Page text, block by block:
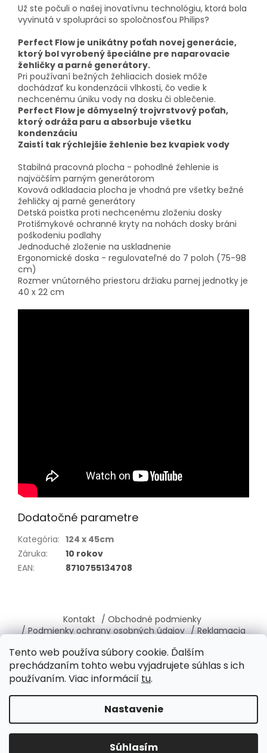
Tento web používa súbory cookie. Ďalším
prechádzaním tohto webu vyjadrujete súhlas s ich
používaním. Viac informácií tu.
Nastavenie
Súhlasím
Už ste počuli o našej inovatívnu technológiu, ktorá bola
vyvinutá v spolupráci so spoločnosťou Philips?
Perfect Flow je unikátny poťah novej generácie,
ktorý bol vyrobený špeciálne pre naparovacie
žehličky a parné generátory.
Pri používaní bežných žehliacich dosiek môže
dochádzať ku kondenzácii vlhkosti, čo vedie k
nechcenému úniku vody na dosku či oblečenie.
Perfect Flow je dômyselný trojvrstvový poťah,
ktorý odráža paru a absorbuje všetku
kondenzáciu
Zaistí tak rýchlejšie žehlenie bez kvapiek vody
Stabilná pracovná plocha - pohodlné žehlenie is
najväčším parným generátorom
Kovová odkladacia plocha je vhodná pre všetky bežné
žehličky aj parné generátory
Detská poistka proti nechcenému zloženiu dosky
Protišmykové ochranné kryty na nohách dosky bráni
poškodeniu podlahy
Jednoduché zloženie na uskladnenie
Ergonomické doska - regulovateľné do 7 poloh (75-98
cm)
Rozmer vnútorného priestoru držiaku parnej jednotky je
40 x 22 cm
Dodatočné parametre
Kategória: 124 x 45cm
Záruka:
10 rokov
EAN: 8710755134708
p
ä
Kontakt / Obchodné podmienky
/ Podmienky ochrany osobných údajov / Reklamacia
Copyright 2026Brabantia-shop.sk. Všetky práva
vyhradené.